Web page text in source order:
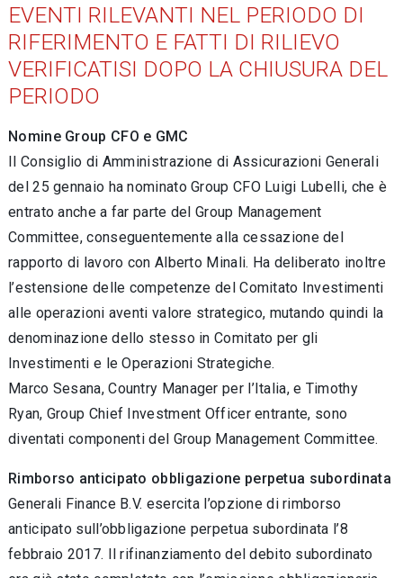
EVENTI RILEVANTI NEL PERIODO DI
RIFERIMENTO E FATTI DI RILIEVO
VERIFICATISI DOPO LA CHIUSURA DEL
PERIODO
Nomine Group CFO e GMC
Il Consiglio di Amministrazione di Assicurazioni Generali
del 25 gennaio ha nominato Group CFO Luigi Lubelli, che è
entrato anche a far parte del Group Management
Committee, conseguentemente alla cessazione del
rapporto di lavoro con Alberto Minali. Ha deliberato inoltre
l’estensione delle competenze del Comitato Investimenti
alle operazioni aventi valore strategico, mutando quindi la
denominazione dello stesso in Comitato per gli
Investimenti e le Operazioni Strategiche.
Marco Sesana, Country Manager per l’Italia, e Timothy
Ryan, Group Chief Investment Officer entrante, sono
diventati componenti del Group Management Committee.
Rimborso anticipato obbligazione perpetua subordinata
Generali Finance B.V. esercita l’opzione di rimborso
anticipato sull’obbligazione perpetua subordinata l’8
febbraio 2017. Il rifinanziamento del debito subordinato